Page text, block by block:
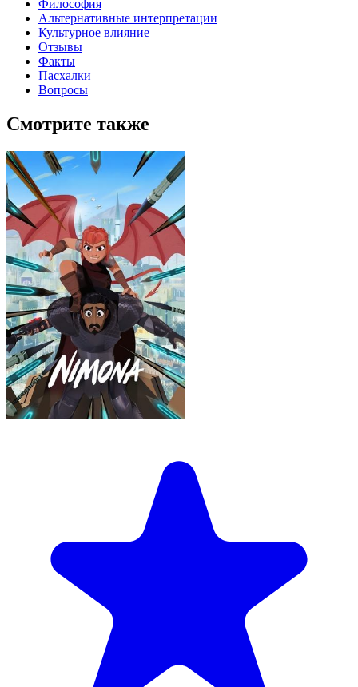
Философия
Альтернативные интерпретации
Культурное влияние
Отзывы
Факты
Пасхалки
Вопросы
Смотрите также